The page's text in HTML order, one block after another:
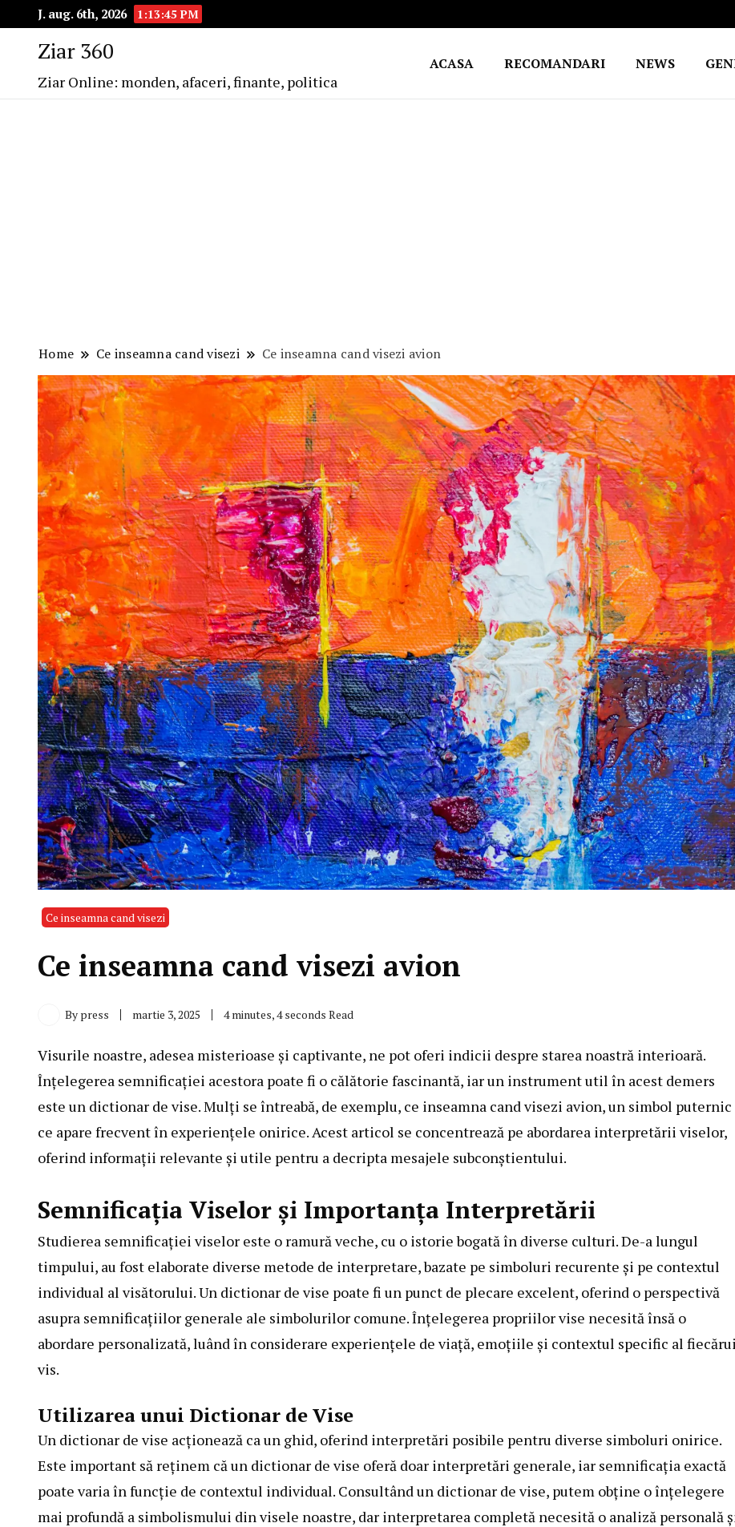
J. aug. 6th, 2026 1:13:46 PM
Ziar 360
Ziar Online: monden, afaceri, finante, politica
ACASA RECOMANDARI NEWS
Home Ce inseamna cand visezi Ce inseamna cand visezi avion
Ce inseamna cand visezi
Ce inseamna cand visezi avion
By press martie 3, 2025 4 minutes, 4 seconds Read
Visurile noastre, adesea misterioase și captivante, ne pot oferi indicii despre starea noastră interioară.
Înțelegerea semnificației acestora poate fi o călătorie fascinantă, iar un instrument util în acest demers
este un dictionar de vise. Mulți se întreabă, de exemplu, ce inseamna cand visezi avion, un simbol puternic
ce apare frecvent în experiențele onirice. Acest articol se concentrează pe abordarea interpretării viselor,
oferind informații relevante și utile pentru a decripta mesajele subconștientului.
Semnificația Viselor și Importanța Interpretării
Studierea semnificației viselor este o ramură veche, cu o istorie bogată în diverse culturi. De-a lungul
timpului, au fost elaborate diverse metode de interpretare, bazate pe simboluri recurente și pe contextul
individual al visătorului. Un dictionar de vise poate fi un punct de plecare excelent, oferind o perspectivă
asupra semnificațiilor generale ale simbolurilor comune. Înțelegerea propriilor vise necesită însă o
abordare personalizată, luând în considerare experiențele de viață, emoțiile și contextul specific al fiecărui
vis.
Utilizarea unui Dictionar de Vise
Un dictionar de vise acționează ca un ghid, oferind interpretări posibile pentru diverse simboluri onirice.
Este important să reținem că un dictionar de vise oferă doar interpretări generale, iar semnificația exactă
poate varia în funcție de contextul individual. Consultând un dictionar de vise, putem obține o înțelegere
mai profundă a simbolismului din visele noastre, dar interpretarea completă necesită o analiză personală